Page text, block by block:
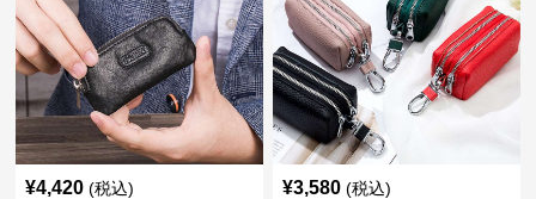
¥4,420 (税込) ¥3,580 (税込)